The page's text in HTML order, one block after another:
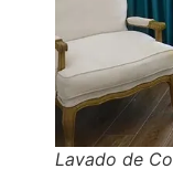
Lavado de